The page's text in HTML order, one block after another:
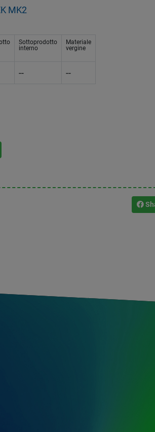
MK2
Sottoprodotto
interno
Materiale
vergine
-- --